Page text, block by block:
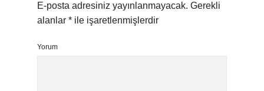
E-posta adresiniz yayınlanmayacak. Gerekli
alanlar * ile işaretlenmişlerdir
Yorum